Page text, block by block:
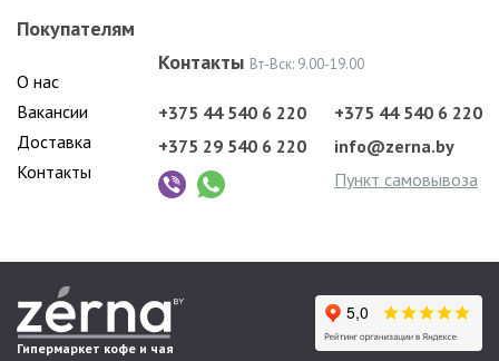
Покупателям
О нас
Вакансии
Доставка
Контакты
Контакты Вт-Вск: 9.00-19.00
+375 44 540 6 220
+375 29 540 6 220
+375 44 540 6 220
info@zerna.by
Пункт самовывоза
Гипермаркет кофе и чая